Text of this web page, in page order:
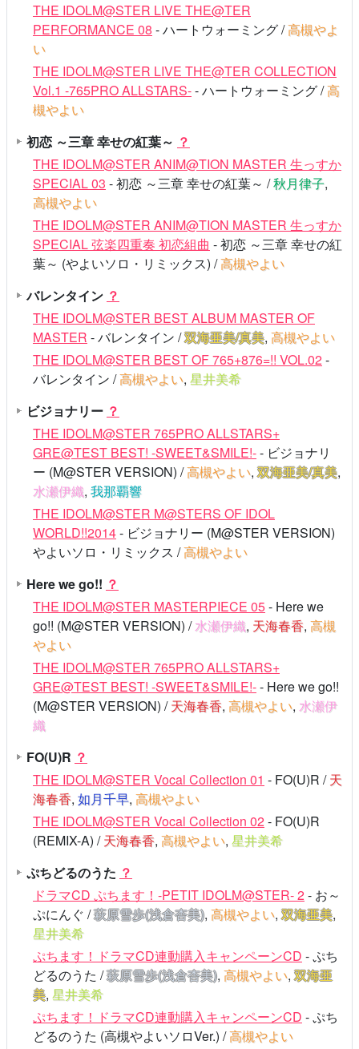
THE IDOLM@STER LIVE THE@TER
PERFORMANCE 08 - ハートウォーミング /高槻やよ
い
THE IDOLM@STER LIVE THE@TER COLLECTION
Vol.1 -765PRO ALLSTARS-- ハートウォーミング /高
槻やよい
初恋 ～三章 幸せの紅葉～ ？
THE IDOLM@STER ANIM@TION MASTER 生っすか
SPECIAL 03 - 初恋 ～三章 幸せの紅葉～ /秋月律子,
高槻やよい
THE IDOLM@STER ANIM@TION MASTER 生っすか
SPECIAL 弦楽四重奏 初恋組曲 - 初恋 ～三章 幸せの紅
葉～ (やよいソロ・リミックス) /高槻やよい
バレンタイン ？
THE IDOLM@STER BEST ALBUM MASTER OF
MASTER - バレンタイン /双海亜美/真美, 高槻やよい
THE IDOLM@STER BEST OF 765+876=!! VOL.02-
バレンタイン /高槻やよい, 星井美希
ビジョナリー ？
THE IDOLM@STER 765PRO ALLSTARS+
GRE@TEST BEST! -SWEET&SMILE!-- ビジョナリ
ー (M@STER VERSION) /高槻やよい,双海亜美/真美,
水瀬伊織, 我那覇響
THE IDOLM@STER M@STERS OF IDOL
WORLD!!2014- ビジョナリー (M@STER VERSION)
やよいソロ・リミックス /高槻やよい
Here we go!! ？
THE IDOLM@STER MASTERPIECE 05- Here we
go!! (M@STER VERSION) /水瀬伊織, 天海春香, 高槻
やよい
THE IDOLM@STER 765PRO ALLSTARS+
GRE@TEST BEST! -SWEET&SMILE!-- Here we go!!
(M@STER VERSION) /天海春香, 高槻やよい, 水瀬伊
織
FO(U)R ？
THE IDOLM@STER Vocal Collection 01 - FO(U)R /天
海春香, 如月千早, 高槻やよい
THE IDOLM@STER Vocal Collection 02- FO(U)R
(REMIX-A) /天海春香, 高槻やよい, 星井美希
ぷちどるのうた ？
ドラマCD ぷちます！-PETIT IDOLM@STER- 2- お～
ぷにんぐ /萩原雪歩(浅倉杏美), 高槻やよい,双海亜美,
星井美希
ぷちます！ドラマCD連動購入キャンペーンCD - ぷち
どるのうた /萩原雪歩(浅倉杏美), 高槻やよい,双海亜
美, 星井美希
ぷちます！ドラマCD連動購入キャンペーンCD - ぷち
どるのうた (高槻やよいソロVer.) /高槻やよい